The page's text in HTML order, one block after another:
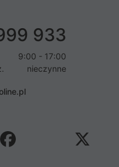
933
9:00 - 17:00
nieczynne